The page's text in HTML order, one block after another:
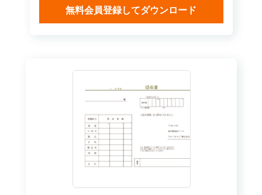
無料会員登録してダウンロード